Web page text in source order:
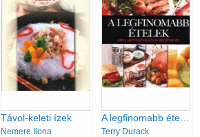
Távol-keleti ízek
Nemere Ilona
A legfinomabb ételek
Terry Durack